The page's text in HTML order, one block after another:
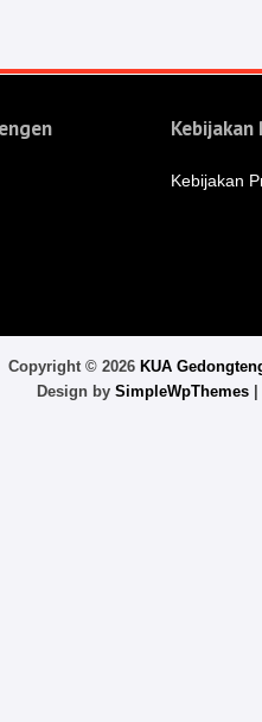
Kebijakan
Kebijakan
Copyright © 2026 KUA
Design by SimpleWpThemes